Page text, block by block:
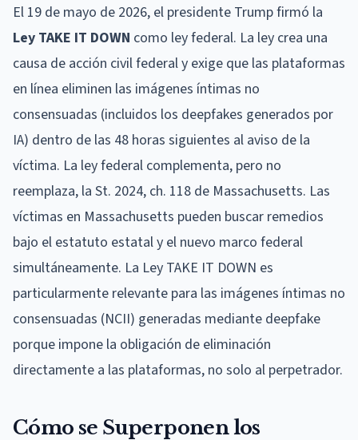
El 19 de mayo de 2026, el presidente Trump firmó la
Ley TAKE IT DOWN como ley federal. La ley crea una
causa de acción civil federal y exige que las plataformas
en línea eliminen las imágenes íntimas no
consensuadas (incluidos los deepfakes generados por
IA) dentro de las 48 horas siguientes al aviso de la
víctima. La ley federal complementa, pero no
reemplaza, la St. 2024, ch. 118 de Massachusetts. Las
víctimas en Massachusetts pueden buscar remedios
bajo el estatuto estatal y el nuevo marco federal
simultáneamente. La Ley TAKE IT DOWN es
particularmente relevante para las imágenes íntimas no
consensuadas (NCII) generadas mediante deepfake
porque impone la obligación de eliminación
directamente a las plataformas, no solo al perpetrador.
Cómo se Superponen los